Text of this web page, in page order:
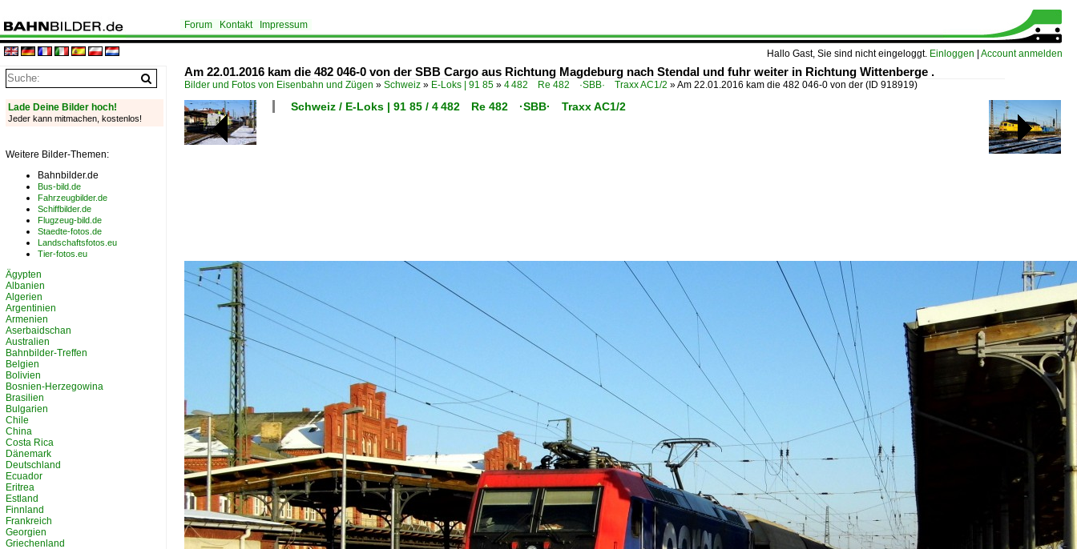
Hallo Gast, Sie sind nicht eingeloggt. Einloggen Account anmelden
Forum Kontakt Impressum
Am 22.01.2016 kam die 482 046-0 von der SBB Cargo aus Richtung Magdeburg nach Stendal und fuhr weiter in Richtung Wittenberge .
Bilder und Fotos von Eisenbahn und Zügen » Schweiz » E-Loks | 91 85 » 4 482 Re 482 ·SBB· Traxx AC1/2 »Am 22.01.2016 kam die 482 046-0 von der (ID 918919)
Schweiz / E-Loks | 91 85 / 4 482 Re 482 ·SBB· Traxx AC1/2
Lade Deine Bilder hoch!
Jeder kann mitmachen, kostenlos!
Weitere Bilder-Themen:
Bahnbilder.de
Bus-bild.de
Fahrzeugbilder.de
Schiffbilder.de
Flugzeug-bild.de
Staedte-fotos.de
Landschaftsfotos.eu
Tier-fotos.eu
Ägypten
Albanien
Algerien
Argentinien
Armenien
Aserbaidschan
Australien
Bahnbilder-Treffen
Belgien
Bolivien
Bosnien-Herzegowina
Brasilien
Bulgarien
Chile
China
Costa Rica
Dänemark
Deutschland
Ecuador
Eritrea
Estland
Finnland
Frankreich
Georgien
Griechenland